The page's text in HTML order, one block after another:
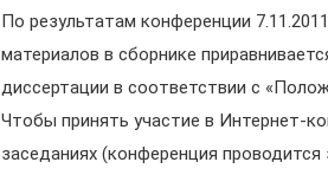
По результатам конференции
материалов в сборнике
диссертации в соответствии с
Чтобы принять участие в Интернет-
заседаниях (конференция